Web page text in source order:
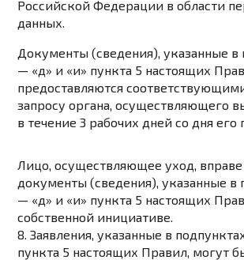
Российской Федерации в области
данных.
Документы (сведения), указанные в
— «д» и «и» пункта 5 настоящих
предоставляются
запросу органа, осуществляющего
в течение 3 рабочих дней со дня его
Лицо, осуществляющее уход, вправе
документы (сведения), указанные в
— «д» и «и» пункта 5 настоящих
собственной инициативе.
8. Заявления, указанные в
пункта 5 настоящих Правил, могут